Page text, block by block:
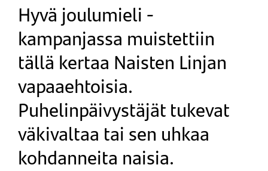
Hyvä joulumieli -
kampanjassa muistettiin
tällä kertaa Naisten Linjan
vapaaehtoisia.
Puhelinpäivystäjät tukevat
väkivaltaa tai sen uhkaa
kohdanneita naisia.